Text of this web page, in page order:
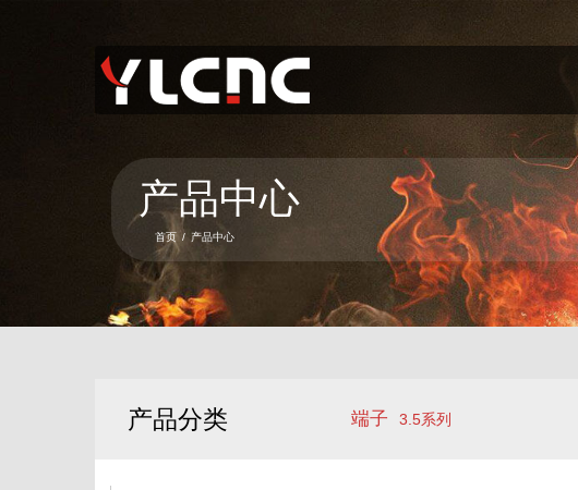
产品中心
联系我们
产品中心
首页 / 产品中心
产品分类 端子 3.5系列